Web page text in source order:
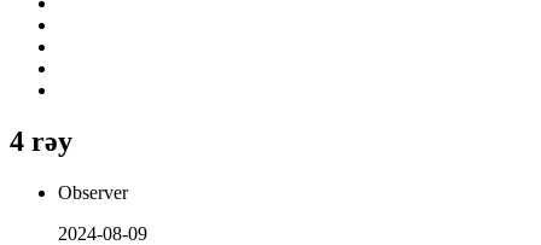
4 rəy
Observer
2024-08-09